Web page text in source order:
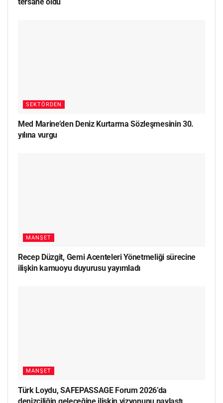
SEKTÖRDEN
Med Marine’den Deniz Kurtarma Sözleşmesinin 30.
yılına vurgu
MANŞET
Recep Düzgit, Gemi Acenteleri Yönetmeliği sürecine
ilişkin kamuoyu duyurusu yayımladı
MANŞET
Türk Loydu, SAFEPASSAGE Forum 2026’da